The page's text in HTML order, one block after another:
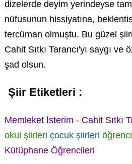
dizelerde deyim yerindeyse
nüfusunun hissiyatına,
tercüman olmuştu. Bu güzel
Cahit Sıtkı Tarancı'yı saygı ve
şad olsun.
Şiir Etiketleri :
Memleket İsterim - Cahit Sıtkı
okul şiirleri çocuk şiirleri
Kütüphane Öğrencileri